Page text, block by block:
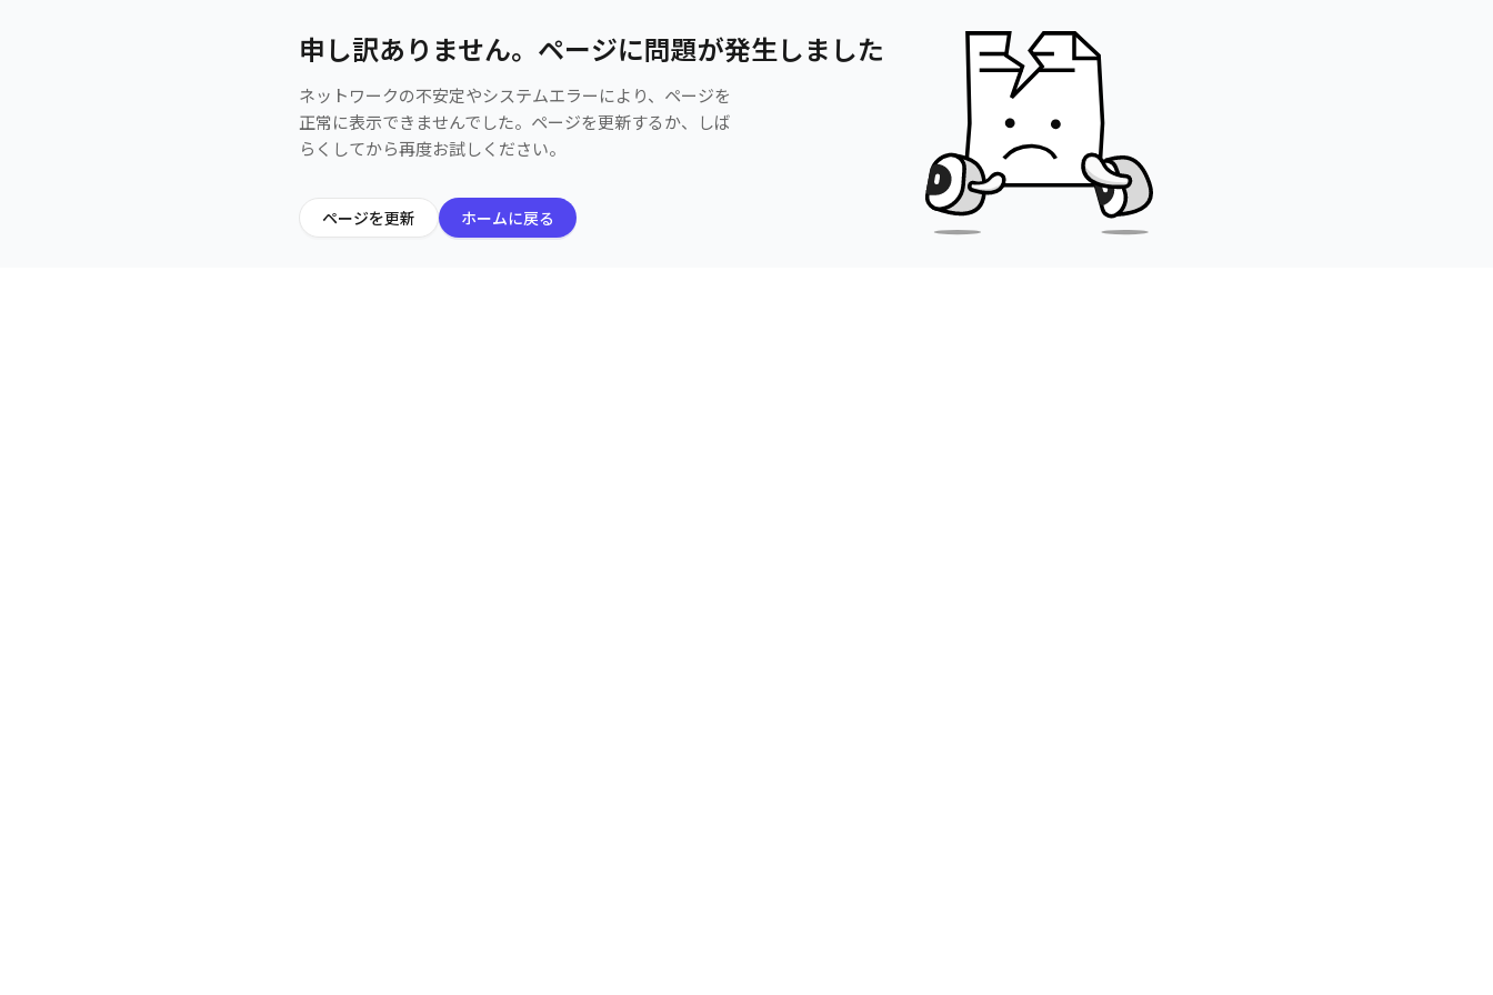
申し訳ありません。ページに問題が発生しました
ネットワークの不安定やシステムエラーにより、ページを
正常に表示できませんでした。ページを更新するか、しば
らくしてから再度お試しください。
ページを更新 ホームに戻る